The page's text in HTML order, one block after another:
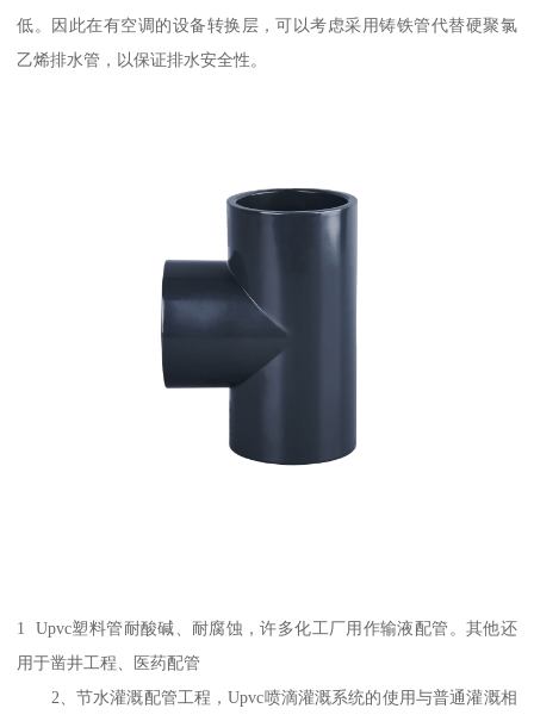
低。因此在有空调的设备转换层，可以考虑采用铸铁管代替硬聚氯
乙烯排水管，以保证排水安全性。
1 Upvc塑料管耐酸碱、耐腐蚀，许多化工厂用作输液配管。其他还
用于凿井工程、医药配管
2、节水灌溉配管工程，Upvc喷滴灌溉系统的使用与普通灌溉相